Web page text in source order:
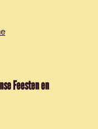
Feesten en